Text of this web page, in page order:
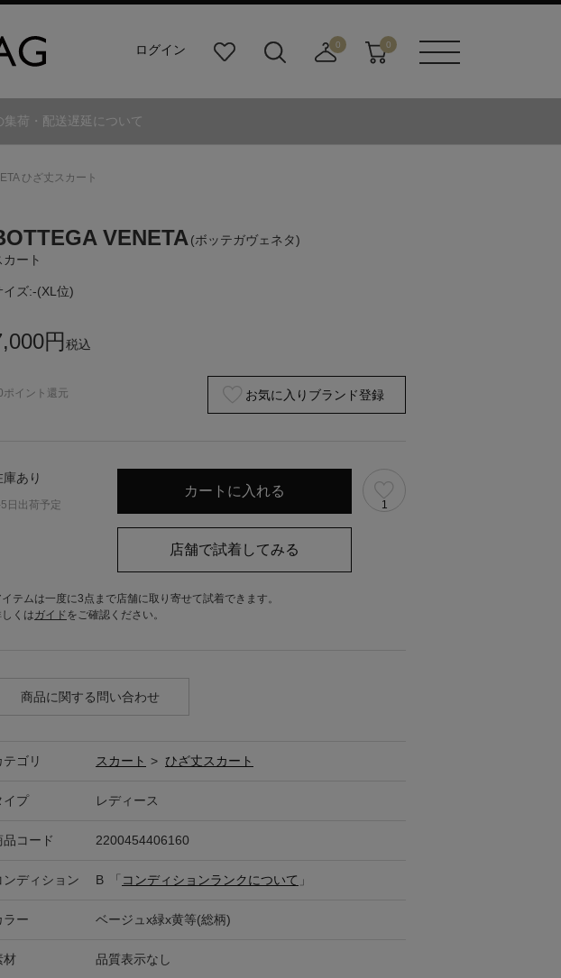
ログイン
り
ダ
0
寄
0
荷・配送遅延について
ひざ丈スカート
VENETA (ボッテガヴェネタ)
カート
イズ:-(XL位)
円 税込
ポイント還元 お気に入りブランド登録
庫あり
日出荷予定 1
イテムは一度に3点まで店舗に取り寄せて試着できます。
くはガイド をご確認ください。
商品に関する問い合わせ
テゴリ スカート > ひざ丈スカート
イプ レディース
品コード 2200454406160
ンディション B 「 コンディションランクについて 」
ラー ベージュx緑x黄等(総柄)
材 品質表示なし